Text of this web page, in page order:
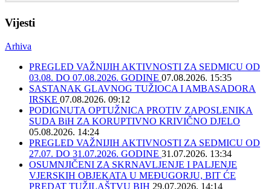
Vijesti
Arhiva
PREGLED VAŽNIJIH AKTIVNOSTI ZA SEDMICU OD
03.08. DO 07.08.2026. GODINE 07.08.2026. 15:35
SASTANAK GLAVNOG TUŽIOCA I AMBASADORA
IRSKE 07.08.2026. 09:12
PODIGNUTA OPTUŽNICA PROTIV ZAPOSLENIKA
SUDA BiH ZA KORUPTIVNO KRIVIČNO DJELO
05.08.2026. 14:24
PREGLED VAŽNIJIH AKTIVNOSTI ZA SEDMICU OD
27.07. DO 31.07.2026. GODINE 31.07.2026. 13:34
OSUMNJIČENI ZA SKRNAVLJENJE I PALJENJE
VJERSKIH OBJEKATA U MEĐUGORJU, BIT ĆE
PREDAT TUŽILAŠTVU BIH 29.07.2026. 14:14